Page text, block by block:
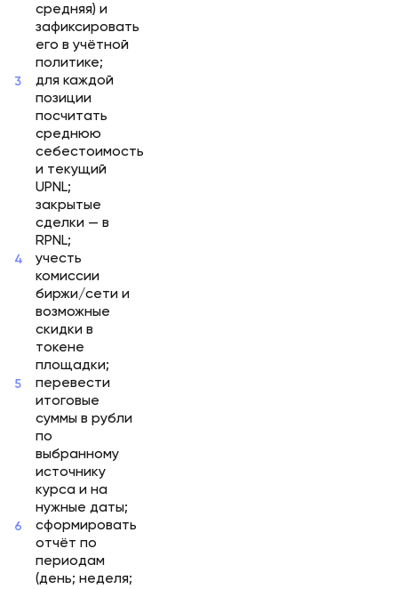
средняя) и
зафиксировать
его в учётной
политике;
для каждой
позиции
посчитать
среднюю
себестоимость
и текущий
UPNL;
закрытые
сделки — в
RPNL;
учесть
комиссии
биржи/сети и
возможные
скидки в
токене
площадки;
перевести
итоговые
суммы в рубли
по
выбранному
источнику
курса и на
нужные даты;
сформировать
отчёт по
периодам
(день; неделя;